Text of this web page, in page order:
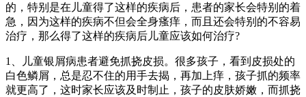
的，特别是在儿童得了这样的疾病后，患者的家长会特别的着
急，因为这样的疾病不但会全身瘙痒，而且还会特别的不容易
治疗，那么得了这样的疾病后儿童应该如何治疗?
1、儿童银屑病患者避免抓挠皮损。很多孩子，看到皮损处的
白色鳞屑，总是忍不住的用手去揭，再加上痒，孩子抓的频率
就更高了，这时家长应该及时制止，孩子的皮肤娇嫩，而抓挠